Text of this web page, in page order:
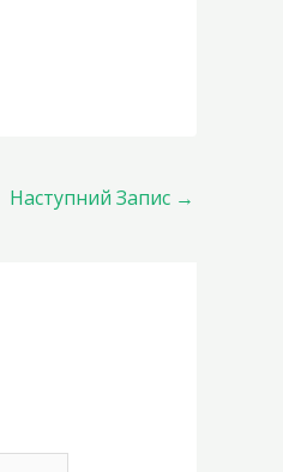
Наступний Запис →